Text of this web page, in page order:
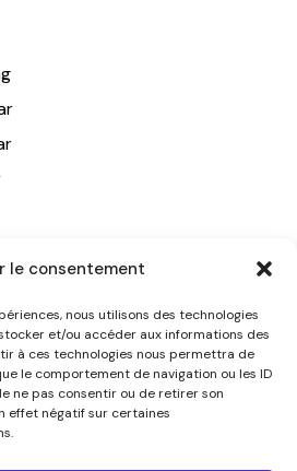
le consentement
nous utilisons des technologies
et/ou accéder aux informations des
à ces technologies nous permettra de
le comportement de navigation ou les ID
ne pas consentir ou de retirer son
effet négatif sur certaines
international